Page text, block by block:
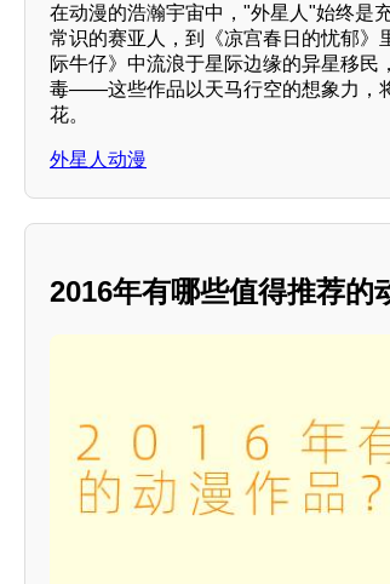
在动漫的浩瀚宇宙中，"外星人"始终是
常识的赛亚人，到《凉宫春日的忧郁》
际牛仔》中流浪于星际边缘的异星移
毒——这些作品以天马行空的想象力，
花。
外星人动漫
2016年有哪些值得推荐的